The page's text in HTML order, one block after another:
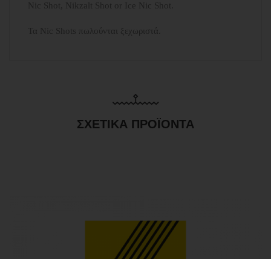
Nic Shot, Nikzalt Shot or Ice Nic Shot.
Τα Nic Shots πωλούνται ξεχωριστά.
ΣΧΕΤΙΚΆ ΠΡΟΪΌΝΤΑ